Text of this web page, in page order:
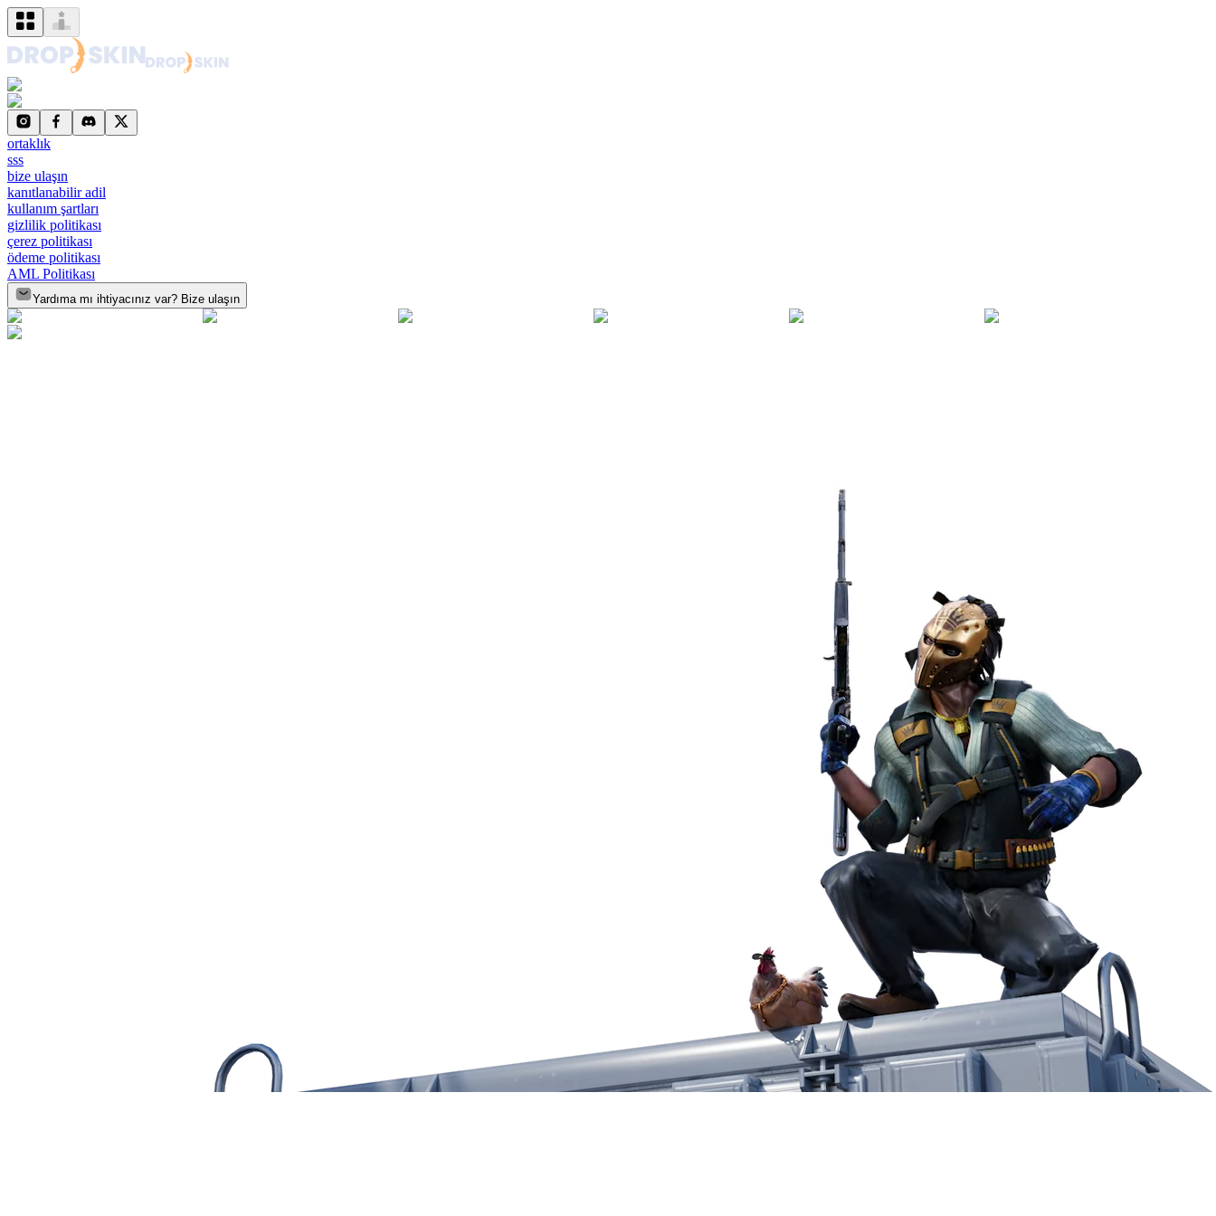
ortaklık
sss
bize ulaşın
kanıtlanabilir adil
kullanım şartları
gizlilik politikası
çerez politikası
ödeme politikası
AML Politikası
Yardıma mı ihtiyacınız var? Bize ulaşın